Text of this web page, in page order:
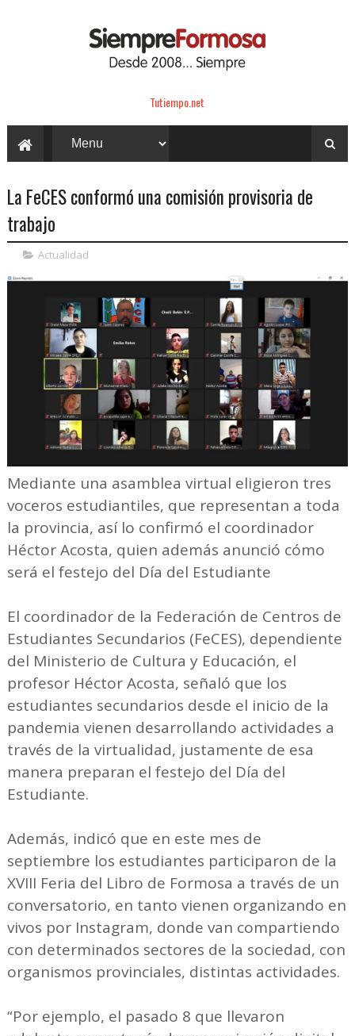
Tutiempo.net
La FeCES conformó una comisión provisoria de
trabajo
Actualidad
Mediante una asamblea virtual eligieron tres
voceros estudiantiles, que representan a toda
la provincia, así lo confirmó el coordinador
Héctor Acosta, quien además anunció cómo
será el festejo del Día del Estudiante
El coordinador de la Federación de Centros de
Estudiantes Secundarios (FeCES), dependiente
del Ministerio de Cultura y Educación, el
profesor Héctor Acosta, señaló que los
estudiantes secundarios desde el inicio de la
pandemia vienen desarrollando actividades a
través de la virtualidad, justamente de esa
manera preparan el festejo del Día del
Estudiante.
Además, indicó que en este mes de
septiembre los estudiantes participaron de la
XVIII Feria del Libro de Formosa a través de un
conversatorio, en tanto vienen organizando en
vivos por Instagram, donde van compartiendo
con determinados sectores de la sociedad, con
organismos provinciales, distintas actividades.
“Por ejemplo, el pasado 8 que llevaron